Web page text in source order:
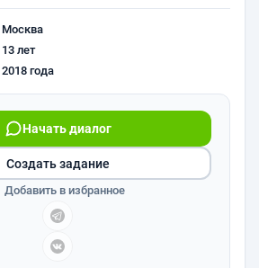
Москва
13 лет
2018 года
Начать диалог
Создать задание
Добавить в избранное